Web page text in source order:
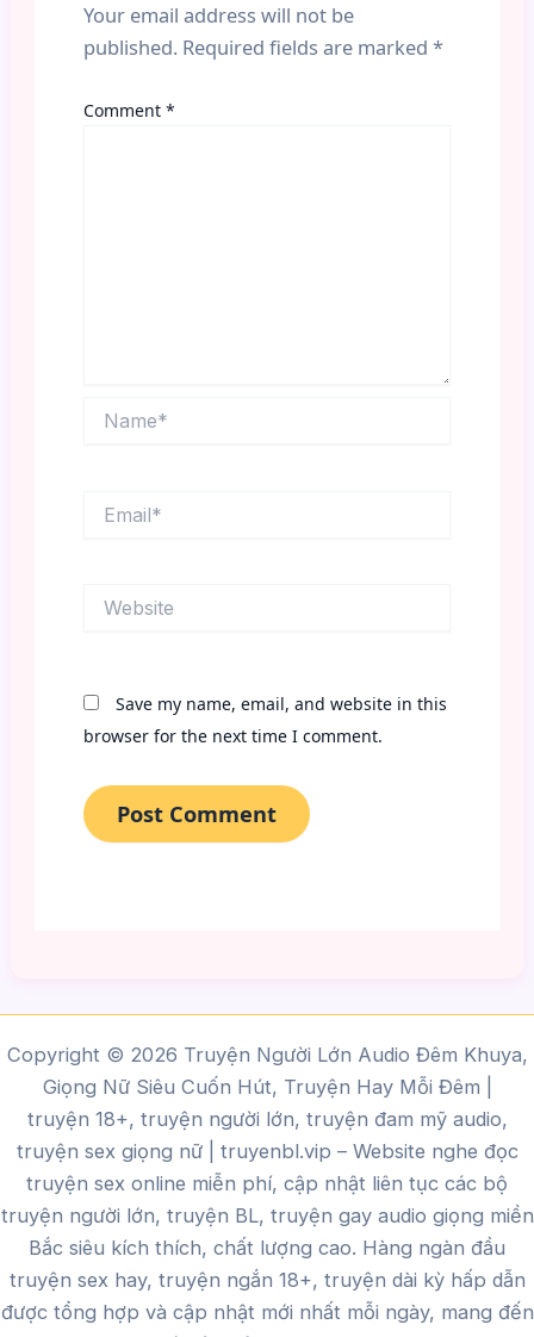
Your email address will not be
published. Required fields are marked *
Comment *
Save my name, email, and website in this
browser for the next time I comment.
Copyright © 2026 Truyện Người Lớn Audio Đêm Khuya,
Giọng Nữ Siêu Cuốn Hút, Truyện Hay Mỗi Đêm |
truyện 18+, truyện người lớn, truyện đam mỹ audio,
truyện sex giọng nữ | truyenbl.vip – Website nghe đọc
truyện sex online miễn phí, cập nhật liên tục các bộ
truyện người lớn, truyện BL, truyện gay audio giọng miền
Bắc siêu kích thích, chất lượng cao. Hàng ngàn đầu
truyện sex hay, truyện ngắn 18+, truyện dài kỳ hấp dẫn
được tổng hợp và cập nhật mới nhất mỗi ngày, mang đến